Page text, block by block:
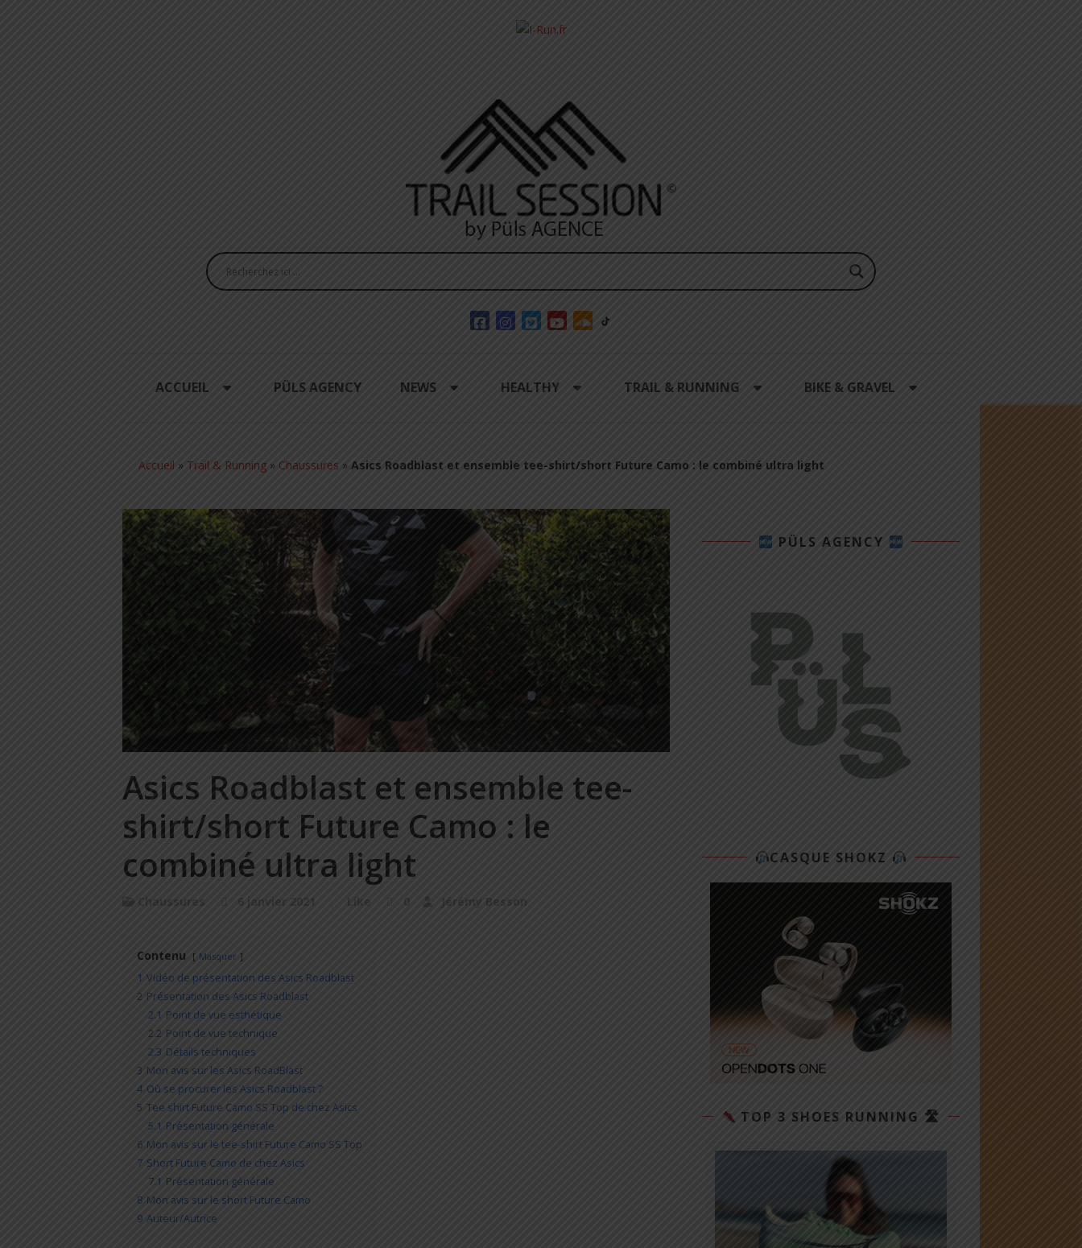
ACCUEIL PÜLS AGENCY NEWS HEALTHY TRAIL & RUNNING BIKE & GRAVEL
Accueil » Trail & Running » Chaussures » Asics Roadblast et ensemble tee-shirt/short Future Camo : le combiné ultra light
Asics Roadblast et ensemble tee-
shirt/short Future Camo : le
combiné ultra light
Chaussures 6 janvier 2021 Like 0 Jérémy Besson
Contenu Masquer
1 Vidéo de présentation des Asics Roadblast
2 Présentation des Asics Roadblast
2.1 Point de vue esthétique
2.2 Point de vue technique
2.3 Détails techniques
3 Mon avis sur les Asics RoadBlast
4 Où se procurer les Asics Roadblast ?
5 Tee shirt Future Camo SS Top de chez Asics
5.1 Présentation générale
6 Mon avis sur le tee-shirt Future Camo SS Top
7 Short Future Camo de chez Asics
7.1 Présentation générale
8 Mon avis sur le short Future Camo
9 Auteur/Autrice
PÜLS AGENCY
CASQUE SHOKZ
TOP 3 SHOES RUNNING 🛣